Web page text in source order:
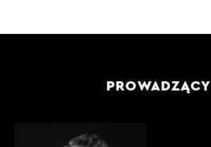
PROWADZĄCY